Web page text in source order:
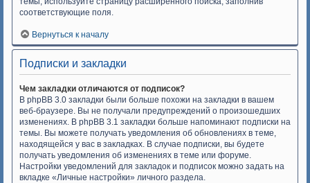
соответствующие поля.
Вернуться к началу
Подписки и закладки
Чем закладки отличаются от подписок?
В phpBB 3.0 закладки были больше похожи на закладки в вашем
веб-браузере. Вы не получали предупреждений о произошедших
изменениях. В phpBB 3.1 закладки больше напоминают подписки на
темы. Вы можете получать уведомления об обновлениях в теме,
находящейся у вас в закладках. В случае подписки, вы будете
получать уведомления об изменениях в теме или форуме.
Настройки уведомлений для закладок и подписок можно задать на
вкладке «Личные настройки» личного раздела.